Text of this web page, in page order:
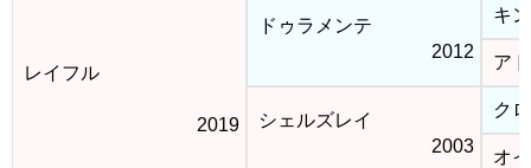
レイフル
2019
ドゥラメンテ
2012
キ
ア
シェルズレイ
2003
ク
オ